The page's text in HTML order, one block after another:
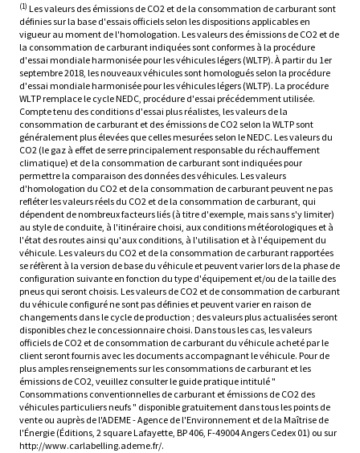
(1) Les valeurs des émissions de CO2 et de la consommation de carburant sont
définies sur la base d'essais officiels selon les dispositions applicables en
vigueur au moment de l'homologation. Les valeurs des émissions de CO2 et de
la consommation de carburant indiquées sont conformes à la procédure
d'essai mondiale harmonisée pour les véhicules légers (WLTP). À partir du 1er
septembre 2018, les nouveaux véhicules sont homologués selon la procédure
d'essai mondiale harmonisée pour les véhicules légers (WLTP). La procédure
WLTP remplace le cycle NEDC, procédure d'essai précédemment utilisée.
Compte tenu des conditions d'essai plus réalistes, les valeurs de la
consommation de carburant et des émissions de CO2 selon la WLTP sont
généralement plus élevées que celles mesurées selon le NEDC. Les valeurs du
CO2 (le gaz à effet de serre principalement responsable du réchauffement
climatique) et de la consommation de carburant sont indiquées pour
permettre la comparaison des données des véhicules. Les valeurs
d'homologation du CO2 et de la consommation de carburant peuvent ne pas
refléter les valeurs réels du CO2 et de la consommation de carburant, qui
dépendent de nombreux facteurs liés (à titre d'exemple, mais sans s'y limiter)
au style de conduite, à l'itinéraire choisi, aux conditions météorologiques et à
l'état des routes ainsi qu'aux conditions, à l'utilisation et à l'équipement du
véhicule. Les valeurs du CO2 et de la consommation de carburant rapportées
se réfèrent à la version de base du véhicule et peuvent varier lors de la phase de
configuration suivante en fonction du type d'équipement et/ou de la taille des
pneus qui seront choisis. Les valeurs de CO2 et de consommation de carburant
du véhicule configuré ne sont pas définies et peuvent varier en raison de
changements dans le cycle de production ; des valeurs plus actualisées seront
disponibles chez le concessionnaire choisi. Dans tous les cas, les valeurs
officiels de CO2 et de consommation de carburant du véhicule acheté par le
client seront fournis avec les documents accompagnant le véhicule. Pour de
plus amples renseignements sur les consommations de carburant et les
émissions de CO2, veuillez consulter le guide pratique intitulé "
Consommations conventionnelles de carburant et émissions de CO2 des
véhicules particuliers neufs " disponible gratuitement dans tous les points de
vente ou auprès de l'ADEME - Agence de l'Environnement et de la Maîtrise de
l'Énergie (Éditions, 2 square Lafayette, BP 406, F-49004 Angers Cedex 01) ou sur
http://www.carlabelling.ademe.fr/.